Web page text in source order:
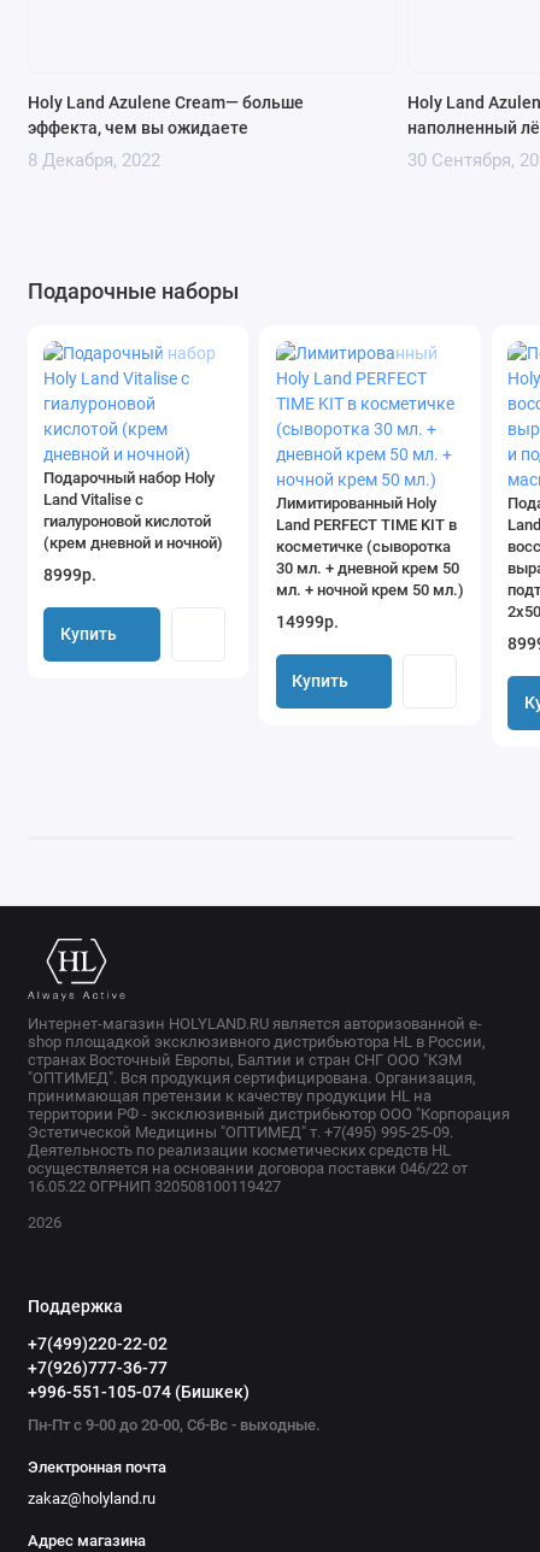
Holy Land Azulene Cream— больше
эффекта, чем вы ожидаете
8 Декабря, 2022
Holy Land
наполненный
30 Сентября,
Подарочные наборы
Подарочный набор Holy
Land Vitalise с
гиалуроновой кислотой
(крем дневной и ночной)
8999р.
Купить
Лимитированный Holy
Land PERFECT TIME KIT в
косметичке (сыворотка
30 мл. + дневной крем 50
мл. + ночной крем 50 мл.)
14999р.
Купить
Интернет-магазин HOLYLAND.RU является авторизованной e-
shop площадкой эксклюзивного дистрибьютора HL в России,
странах Восточный Европы, Балтии и стран СНГ ООО "КЭМ
"ОПТИМЕД". Вся продукция сертифицирована. Организация,
принимающая претензии к качеству продукции HL на
территории РФ - эксклюзивный дистрибьютор ООО "Корпорация
Эстетической Медицины "ОПТИМЕД" т. +7(495) 995-25-09.
Деятельность по реализации косметических средств HL
осуществляется на основании договора поставки 046/22 от
16.05.22 ОГРНИП 320508100119427
2026
Поддержка
+7(499)220-22-02
+7(926)777-36-77
+996-551-105-074 (Бишкек)
Пн-Пт с 9-00 до 20-00, Сб-Вс - выходные.
Электронная почта
zakaz@holyland.ru
Адрес магазина